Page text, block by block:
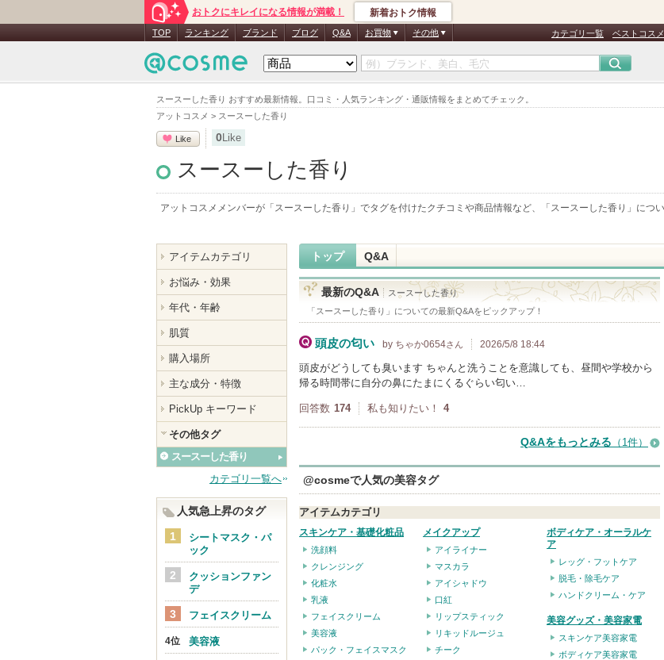
スースーした香り おすすめ最新情報。口コミ・人気ランキング・通販情報をまとめてチェック。
アットコスメ > スースーした香り
おトクにキレイになる情報が満載！ 新着おトク情報
TOP ランキング ブランド ブログ Q&A お買物 その他 カテゴリ一覧 ベストコスメ
Like 0Like
スースーした香り
アットコスメメンバーが「 スースーした香り 」でタグを付けたクチコミや商品情報など、「 スースーした香り 」につ
トップ Q&A
最新のQ&A
スースーした香り
「 スースーした香り 」についての最新Q&Aをピックアップ！
頭皮の匂い by ちゃか0654さん 2026/5/8 18:44
頭皮がどうしても臭います ちゃんと洗うことを意識しても、昼間や学校から
帰る時間帯に自分の鼻にたまにくるぐらい匂い…
回答数 174 私も知りたい！ 4
Q&Aをもっとみる （1件）
@cosmeで人気の美容タグ
アイテムカテゴリ
スキンケア・基礎化粧品
洗顔料
クレンジング
化粧水
乳液
フェイスクリーム
美容液
パック・フェイスマスク
メイクアップ
アイライナー
マスカラ
アイシャドウ
口紅
リップスティック
リキッドルージュ
チーク
ボディケア・オーラルケ
ア
レッグ・フットケア
脱毛・除毛ケア
ハンドクリーム・ケア
美容グッズ・美容家電
スキンケア美容家電
ボディケア美容家電
アイテムカテゴリ
お悩み・効果
年代・年齢
肌質
購入場所
主な成分・特徴
PickUp キーワード
その他タグ
スースーした香り
カテゴリ一覧へ
人気急上昇のタグ
シートマスク・パ
ック
クッションファン
デ
フェイスクリーム
美容液